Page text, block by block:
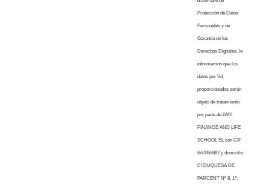
Protección de Datos
Personales y de
Garantía de los
Derechos Digitales, le
informamos que los
datos por Vd.
proporcionados serán
objeto de tratamiento
por parte de LWS
FINANCE AND LIFE
SCHOOL SL con CIF
B67855882 y domicilio
C/ DUQUESA DE
PARCENT Nº 8, 1º,